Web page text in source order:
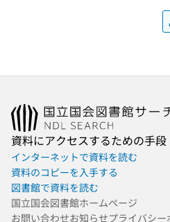
資料にアクセスするための手段
インターネットで資料を読む
資料のコピーを入手する
図書館で資料を読む
国立国会図書館ホームページ
お問い合わせお知らせプライバシー